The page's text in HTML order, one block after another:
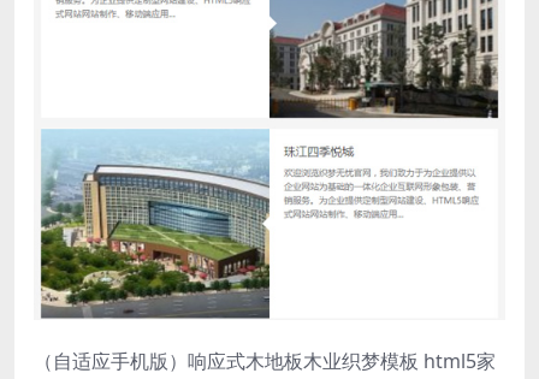
（自适应手机版）响应式木地板木业织梦模板 html5家